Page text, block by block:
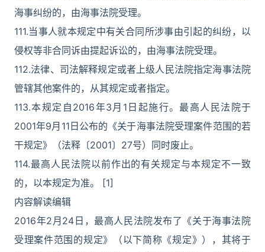
海事纠纷的，由海事法院受理。
111.当事人就本规定中有关合同所涉事由引起的纠纷，以
侵权等非合同诉由提起诉讼的，由海事法院受理。
112.法律、司法解释规定或者上级人民法院指定海事法院
管辖其他案件的，从其规定或者指定。
113.本规定自2016年3月1日起施行。最高人民法院于
2001年9月11日公布的《关于海事法院受理案件范围的若
干规定》（法释〔2001〕27号）同时废止。
114.最高人民法院以前作出的有关规定与本规定不一致
的，以本规定为准。 [1]
内容解读编辑
2016年2月24日，最高人民法院发布了《关于海事法院
受理案件范围的规定》（以下简称《规定》），其将于